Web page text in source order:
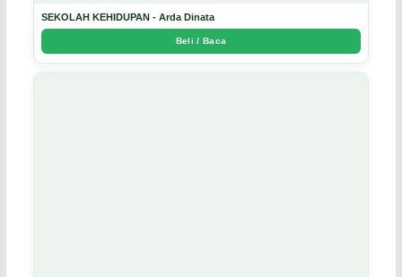
SEKOLAH KEHIDUPAN - Arda Dinata
Beli / Baca